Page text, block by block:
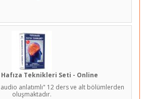
Teknikleri Seti - Online
anlatımlı" 12 ders ve alt bölümlerden
oluşmaktadır.